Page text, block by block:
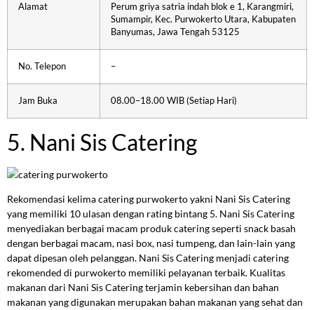
Alamat
Perum griya satria indah blok e 1, Karangmiri,
Sumampir, Kec. Purwokerto Utara, Kabupaten
Banyumas, Jawa Tengah 53125
No. Telepon –
Jam Buka 08.00–18.00 WIB (Setiap Hari)
5. Nani Sis Catering
Rekomendasi kelima catering purwokerto yakni Nani Sis Catering
yang memiliki 10 ulasan dengan rating bintang 5. Nani Sis Catering
menyediakan berbagai macam produk catering seperti snack basah
dengan berbagai macam, nasi box, nasi tumpeng, dan lain-lain yang
dapat dipesan oleh pelanggan. Nani Sis Catering menjadi catering
rekomended di purwokerto memiliki pelayanan terbaik. Kualitas
makanan dari Nani Sis Catering terjamin kebersihan dan bahan
makanan yang digunakan merupakan bahan makanan yang sehat dan